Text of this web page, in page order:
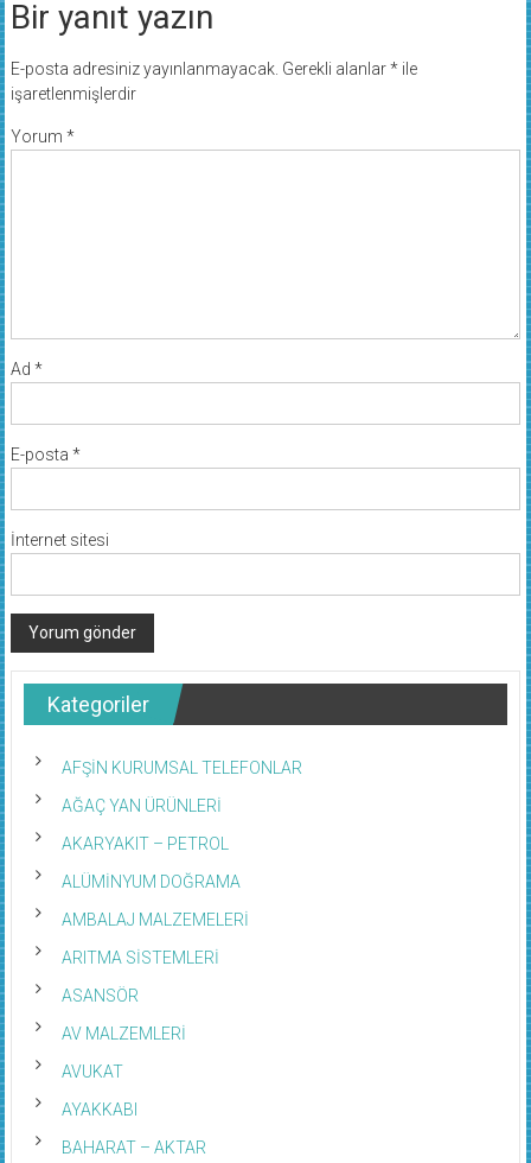
Bir yanıt yazın
E-posta adresiniz yayınlanmayacak. Gerekli alanlar*ile
işaretlenmişlerdir
Yorum *
Ad *
E-posta *
İnternet sitesi
Kategoriler
AFŞİN KURUMSAL TELEFONLAR
AĞAÇ YAN ÜRÜNLERİ
AKARYAKIT – PETROL
ALÜMİNYUM DOĞRAMA
AMBALAJ MALZEMELERİ
ARITMA SİSTEMLERİ
ASANSÖR
AV MALZEMLERİ
AVUKAT
AYAKKABI
BAHARAT – AKTAR